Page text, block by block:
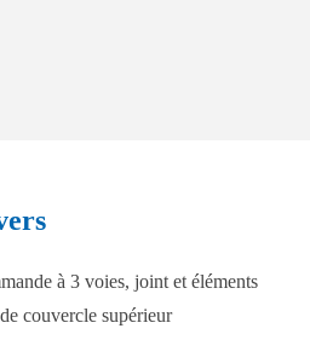
à 3 voies, joint et éléments
couvercle supérieur